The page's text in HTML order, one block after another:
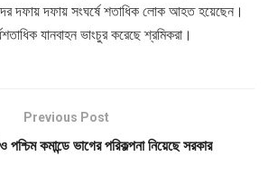
দফায় দফায় সংঘর্ষে শতাধিক লোক আহত হয়েছেন।
যানবাহন ভাংচুর করেছে শ্রমিকরা।
Previous Post
ও পশ্চিম কমান্ডে ভাগের পরিকল্পনা নিয়েছে সরকার